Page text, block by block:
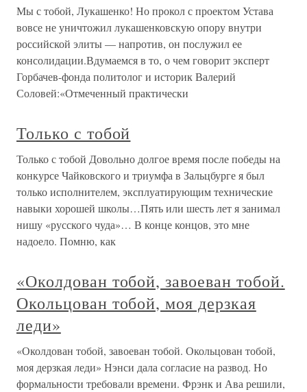
Мы с тобой, Лукашенко! Но прокол с проектом Устава
вовсе не уничтожил лукашенковскую опору внутри
российской элиты — напротив, он послужил ее
консолидации.Вдумаемся в то, о чем говорит эксперт
Горбачев-фонда политолог и историк Валерий
Соловей:«Отмеченный практически
Только с тобой
Только с тобой Довольно долгое время после победы на
конкурсе Чайковского и триумфа в Зальцбурге я был
только исполнителем, эксплуатирующим технические
навыки хорошей школы…Пять или шесть лет я занимал
нишу «русского чуда»… В конце концов, это мне
надоело. Помню, как
«Околдован тобой, завоеван тобой.
Окольцован тобой, моя дерзкая
леди»
«Околдован тобой, завоеван тобой. Окольцован тобой,
моя дерзкая леди» Нэнси дала согласие на развод. Но
формальности требовали времени. Фрэнк и Ава решили,